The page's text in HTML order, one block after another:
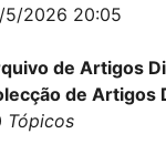
5/2026 20:05
de Artigos
de Artigos
Tópicos